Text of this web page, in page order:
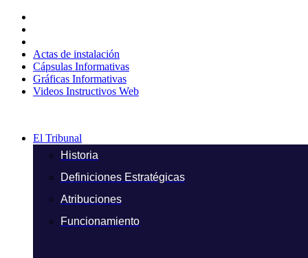
contenido
Actas de instalación
Cápsulas Informativas
Gráficas Informativas
Videos Instructivos Web
El Tribunal
Historia
Definiciones Estratégicas
Atribuciones
Funcionamiento